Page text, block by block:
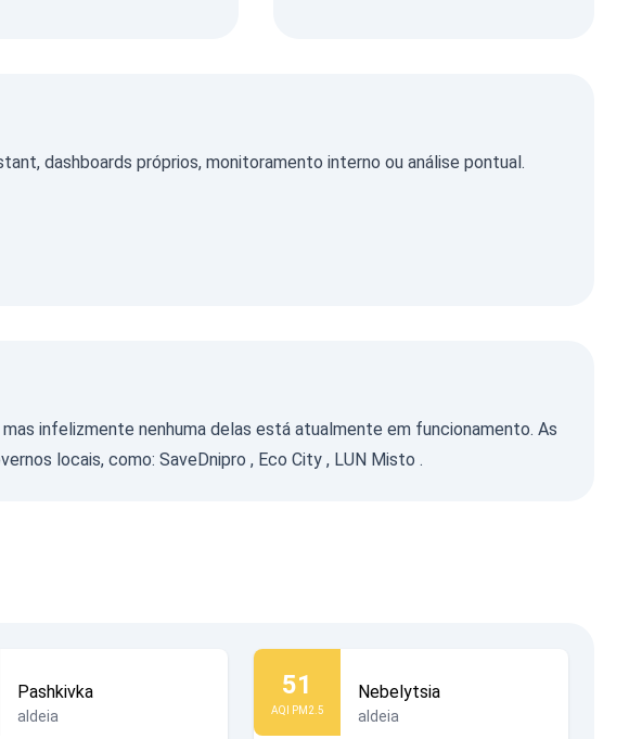
dashboards próprios, monitoramento interno ou análise pontual.
infelizmente nenhuma delas está atualmente em funcionamento. As
locais, como: SaveDnipro , Eco City , LUN Misto .
Pashkivka
aldeia
51
AQI PM2.5
Nebelytsia
aldeia